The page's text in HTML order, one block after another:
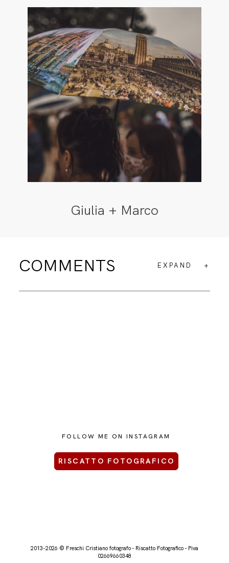
Giulia + Marco
COMMENTS EXPAND
FOLLOW ME ON INSTAGRAM
RISCATTO FOTOGRAFICO
2013-2026 © Freschi Cristiano fotografo - Riscatto Fotografico - Piva
02669660348